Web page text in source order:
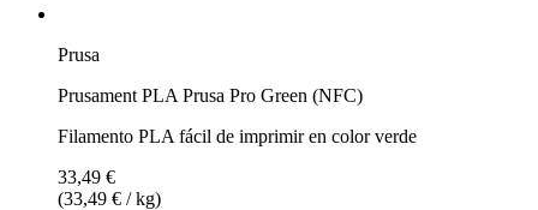
Prusa
Prusament PLA Prusa Pro Green (NFC)
Filamento PLA fácil de imprimir en color verde
33,49 €
(33,49 € / kg)